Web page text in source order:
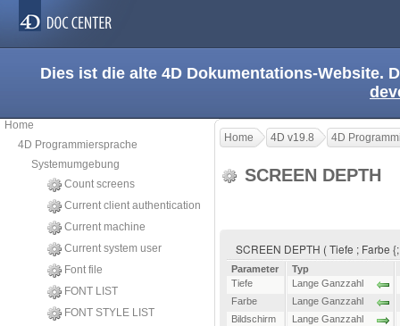
Dies ist die alte 4D Dokumentations-Website.
Home
4D Programmiersprache
Systemumgebung
Count screens
Current client authentication
Current machine
Current system user
Font file
FONT LIST
FONT STYLE LIST
Home 4D v19.8 4D
SCREEN DEPTH
SCREEN DEPTH ( Tiefe ; Farbe
Parameter
Typ
Tiefe
Lange Ganzzahl
Farbe
Lange Ganzzahl
Bildschirm
Lange Ganzzahl